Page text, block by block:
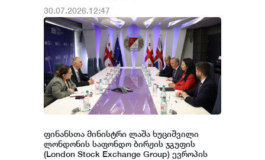
30.07.2026.12:47
ფინანსთა მინისტრი ლაშა ხუციშვილი
ლონდონის საფონდო ბირჟის ჯგუფის
(London Stock Exchange Group) ევროპის